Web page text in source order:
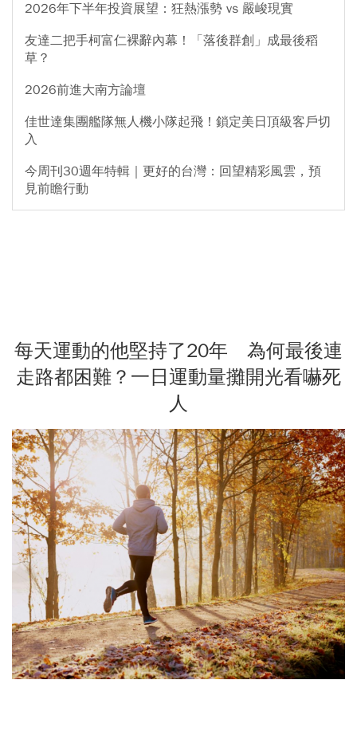
2026年下半年投資展望：狂熱漲勢 vs 嚴峻現實
友達二把手柯富仁裸辭內幕！「落後群創」成最後稻
草？
2026前進大南方論壇
佳世達集團艦隊無人機小隊起飛！鎖定美日頂級客戶切
入
今周刊30週年特輯｜更好的台灣：回望精彩風雲，預
見前瞻行動
每天運動的他堅持了20年 為何最後連
走路都困難？一日運動量攤開光看嚇死
人